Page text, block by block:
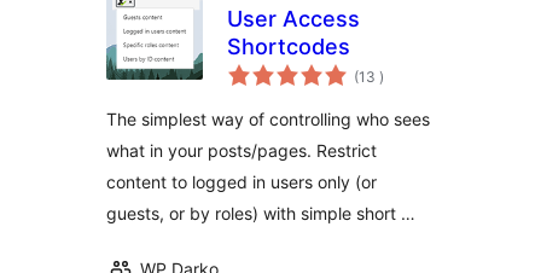
User Access
Shortcodes
(13 classificações
)
The simplest way of controlling who sees
what in your posts/pages. Restrict
content to logged in users only (or
guests, or by roles) with simple short …
WP Darko